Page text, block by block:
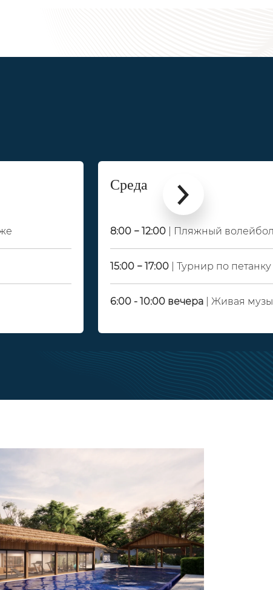
Среда
8:00 − 12:00 | Пляжный
15:00 − 17:00| Турнир по петанку
6:00 - 10:00 вечера| Живая